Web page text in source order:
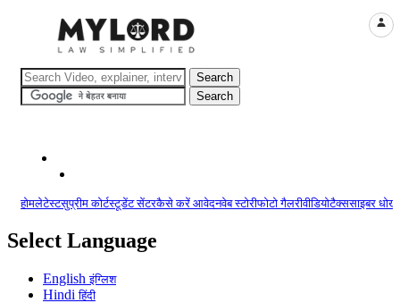
होमलेटेस्टसुप्रीम कोर्टस्टूडेंट सेंटरकैसे करें आवेदनवेब स्टोरीफोटो गैलरीवीडियोटैक्ससाइबर
Select Language
Englishइंग्लिश
Hindiहिंदी